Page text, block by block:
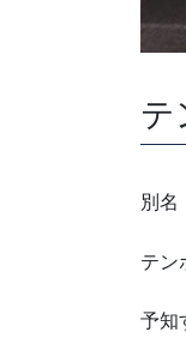
テ
別名
テン
予知